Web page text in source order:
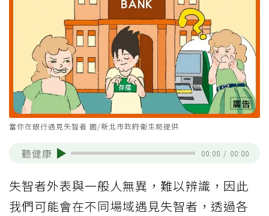
當你在銀行遇見失智者 圖/新北市政府衛生局提供
聽健康 00:00 / 00:00
失智者外表與一般人無異，難以辨識，因此
我們可能會在不同場域遇見失智者，透過各